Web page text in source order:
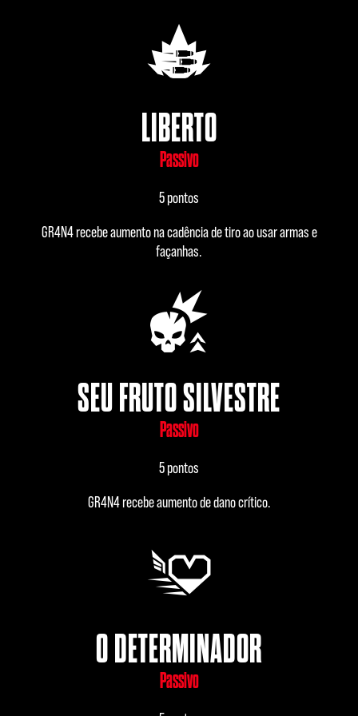
LIBERTO
Passivo
5 pontos
GR4N4 recebe aumento na cadência de tiro ao usar armas e
façanhas.
SEU FRUTO SILVESTRE
Passivo
5 pontos
GR4N4 recebe aumento de dano crítico.
O DETERMINADOR
Passivo